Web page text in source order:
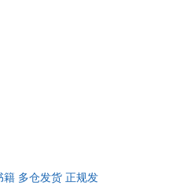
籍 多仓发货 正规发